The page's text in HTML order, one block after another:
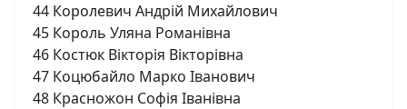
44 Королевич Андрій Михайлович
45 Король Уляна Романівна
46 Костюк Вікторія Вікторівна
47 Коцюбайло Марко Іванович
48 Красножон Софія Іванівна